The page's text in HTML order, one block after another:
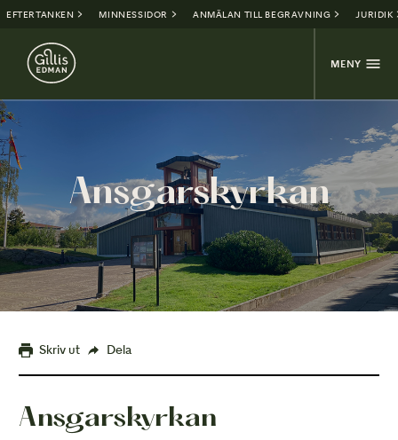
EFTERTANKEN MINNESSIDOR ANMÄLAN TILL BEGRAVNING JURIDIK
MENY
Ansgarskyrkan
Skriv ut Dela
Ansgarskyrkan